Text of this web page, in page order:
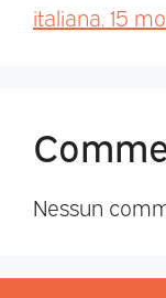
italiana. 15
Nessun